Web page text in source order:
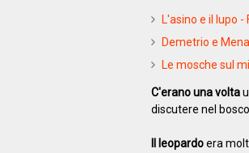
L'asino e il lupo -
Demetrio e
Le mosche sul
C'erano una volta
discutere nel
Il leopardoera